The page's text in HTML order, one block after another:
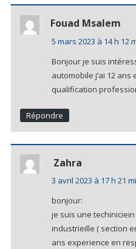
Fouad Msalem
5 mars 2023 à 14 h 12
Bonjour je suis
automobile j’ai 12
qualification
Répondre
Zahra
3 avril 2023 à 17 h 21
bonjour:
je suis une
industrieille ( section
ans experience en